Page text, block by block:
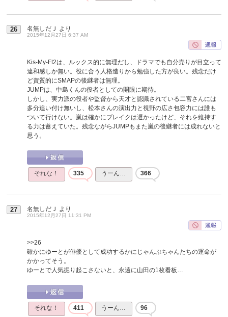
26 名無しだＪ より
2015年12月27日 6:37 AM
Kis-My-Ft2は、ルックス的に無理だし、ドラマでも自分売りが目立って
違和感しか無い。役に合う人格造りから勉強した方が良い。残念だけ
ど資質的にSMAPの後継者は無理。
JUMPは、中島くんの役者としての開眼に期待。
しかし、実力派の役者や監督から天才と認識されている二宮さんには
多分追い付け無いし、松本さんの演出力と視野の広さ包容力には誰も
ついて行けない。嵐は確かにブレイクは遅かったけど、それを維持す
る力は蓄えていた。残念ながらJUMPもまた嵐の後継者には成れないと
思う。
それな！ 335 うーん… 366
27 名無しだＪ より
2015年12月27日 11:31 PM
>>26
確かにゆーとが俳優として成功するかにじゃんぷちゃんたちの運命が
かかってそう。
ゆーとで人気掘り起こさないと、永遠に山田の1枚看板…
それな！ 411 うーん… 96